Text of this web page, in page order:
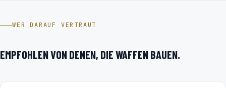
WER DARAUF VERTRAUT
EMPFOHLEN VON DENEN, DIE WAFFEN BAUEN.